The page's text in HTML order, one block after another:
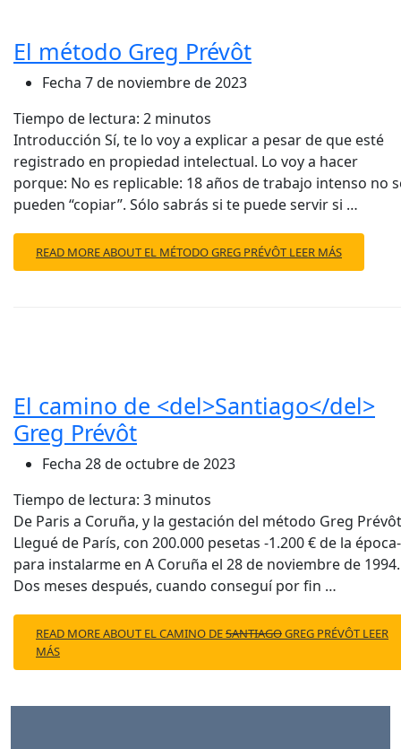
El método Greg Prévôt
Fecha 7 de noviembre de 2023
Tiempo de lectura: 2 minutos
Introducción Sí, te lo voy a explicar a pesar de que esté
registrado en propiedad intelectual. Lo voy a hacer
porque: No es replicable: 18 años de trabajo intenso no
pueden “copiar”. Sólo sabrás si te puede servir si …
READ MORE ABOUT EL MÉTODO GREG PRÉVÔT LEER MÁS
El camino de <del>Santiago</del>
Greg Prévôt
Fecha 28 de octubre de 2023
Tiempo de lectura: 3 minutos
De Paris a Coruña, y la gestación del método Greg Prévôt
Llegué de París, con 200.000 pesetas -1.200 € de la época-
para instalarme en A Coruña el 28 de noviembre de 1994.
Dos meses después, cuando conseguí por fin …
READ MORE ABOUT EL CAMINO DESANTIAGOGREG PRÉVÔT LEER
MÁS